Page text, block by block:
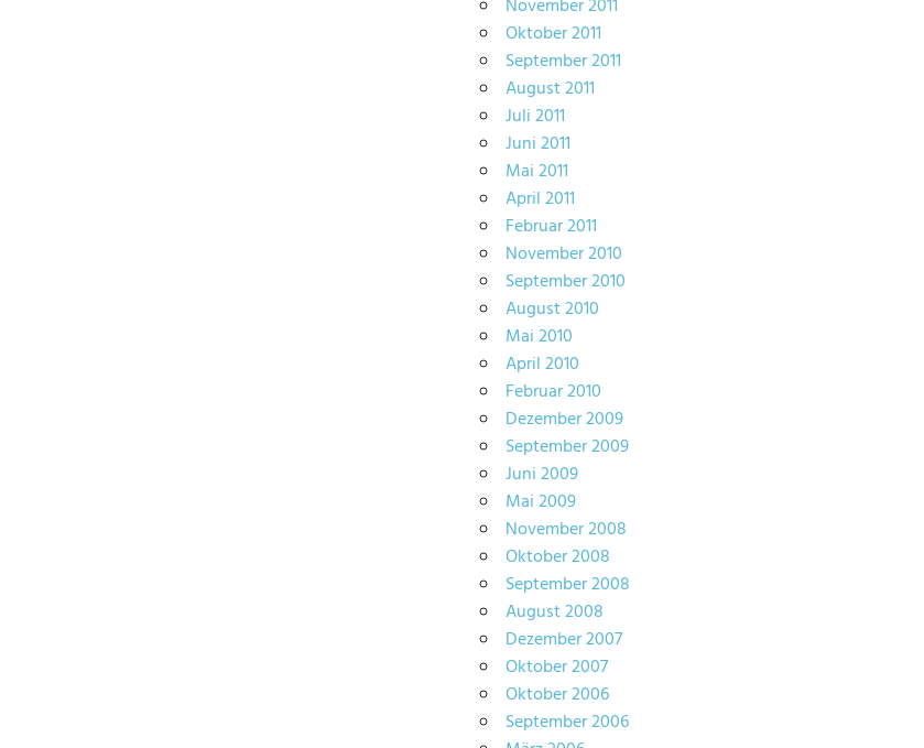
November 2011
Oktober 2011
September 2011
August 2011
Juli 2011
Juni 2011
Mai 2011
April 2011
Februar 2011
November 2010
September 2010
August 2010
Mai 2010
April 2010
Februar 2010
Dezember 2009
September 2009
Juni 2009
Mai 2009
November 2008
Oktober 2008
September 2008
August 2008
Dezember 2007
Oktober 2007
Oktober 2006
September 2006